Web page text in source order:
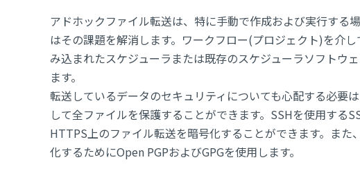
アドホックファイル転送は、特に手動で作成および実行する
はその課題を解消します。ワークフロー(プロジェクト)を介
み込まれたスケジューラまたは既存のスケジューラソフトウ
ます。
転送しているデータのセキュリティについても心配する必要
して全ファイルを保護することができます。SSHを使用する
HTTPS上のファイル転送を暗号化することができます。ま
化するためにOpen PGPおよびGPGを使用します。